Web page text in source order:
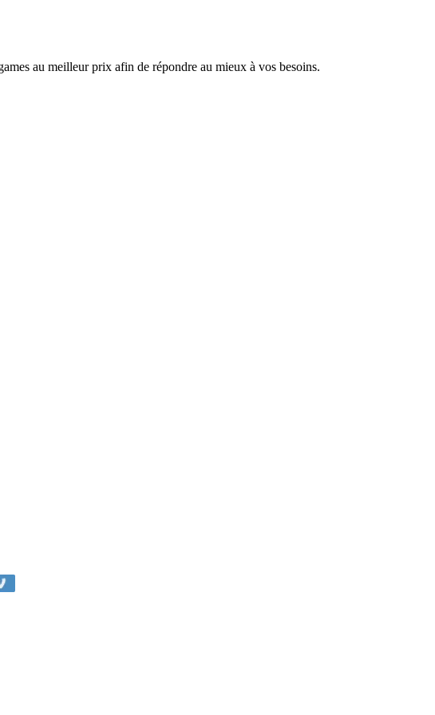
au meilleur prix afin de répondre au mieux à vos besoins.